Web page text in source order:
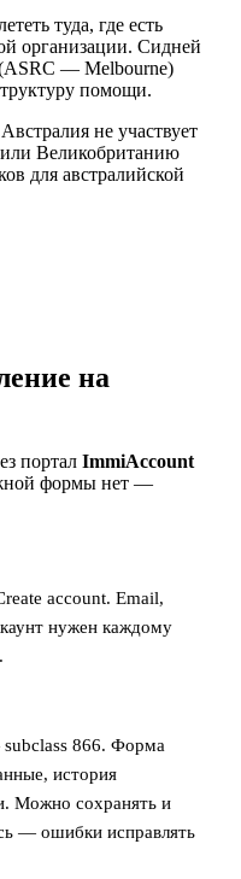
туда, где есть
организации. Сидней
— Melbourne)
помощи.
не участвует
Великобританию
для австралийской
на
портал ImmiAccount
формы нет —
account. Email,
нужен каждому
866. Форма
история
Можно сохранять и
— ошибки исправлять